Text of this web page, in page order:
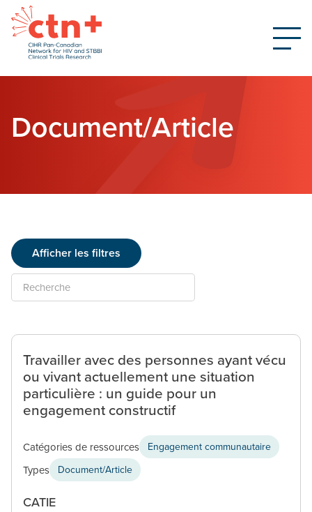
Document/Article
Afficher les filtres
Recherche
Travailler avec des personnes ayant vécu
ou vivant actuellement une situation
particulière : un guide pour un
engagement constructif
Catégories de ressources Engagement communautaire
Types Document/Article
CATIE